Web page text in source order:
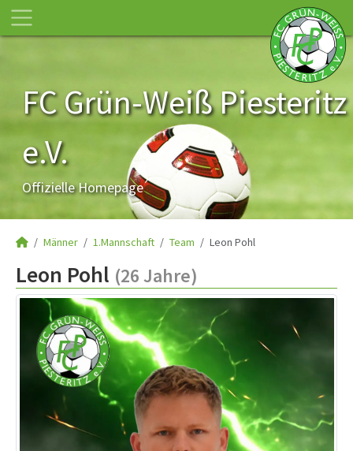
FC Grün-Weiß Piesteritz
e.V.
Offizielle Homepage
Männer 1.Mannschaft Team Leon Pohl
Leon Pohl (26 Jahre)